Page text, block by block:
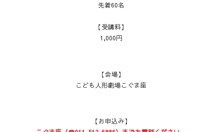
先着60名
【受講料】
1,000円
【会場】
こども人形劇場こぐま座
【お申込み】